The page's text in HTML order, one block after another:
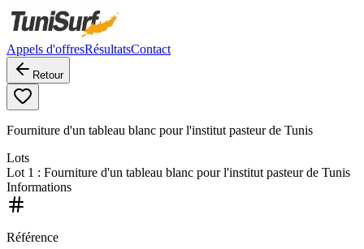
Appels d'offresRésultatsContact
Retour
Fourniture d'un tableau blanc pour l'institut pasteur de Tunis
Lots
Lot 1 : Fourniture d'un tableau blanc pour l'institut pasteur de Tunis
Informations
Référence